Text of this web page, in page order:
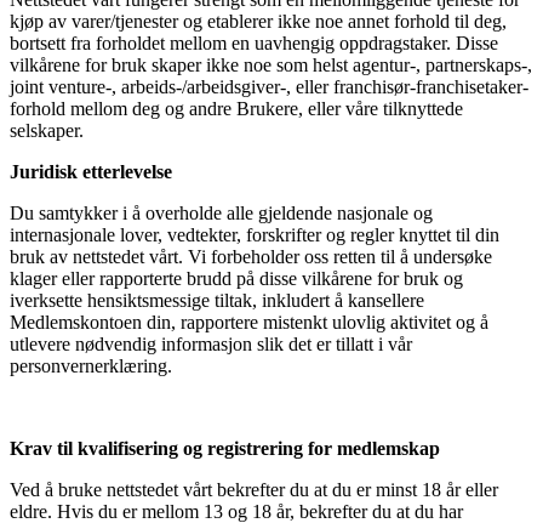
kjøp av varer/tjenester og etablerer ikke noe annet forhold til deg,
bortsett fra forholdet mellom en uavhengig oppdragstaker. Disse
vilkårene for bruk skaper ikke noe som helst agentur-, partnerskaps-,
joint venture-, arbeids-/arbeidsgiver-, eller franchisør-franchisetaker-
forhold mellom deg og andre Brukere, eller våre tilknyttede
selskaper.
Juridisk etterlevelse
Du samtykker i å overholde alle gjeldende nasjonale og
internasjonale lover, vedtekter, forskrifter og regler knyttet til din
bruk av nettstedet vårt. Vi forbeholder oss retten til å undersøke
klager eller rapporterte brudd på disse vilkårene for bruk og
iverksette hensiktsmessige tiltak, inkludert å kansellere
Medlemskontoen din, rapportere mistenkt ulovlig aktivitet og å
utlevere nødvendig informasjon slik det er tillatt i vår
personvernerklæring.
Krav til kvalifisering og registrering for medlemskap
Ved å bruke nettstedet vårt bekrefter du at du er minst 18 år eller
eldre. Hvis du er mellom 13 og 18 år, bekrefter du at du har